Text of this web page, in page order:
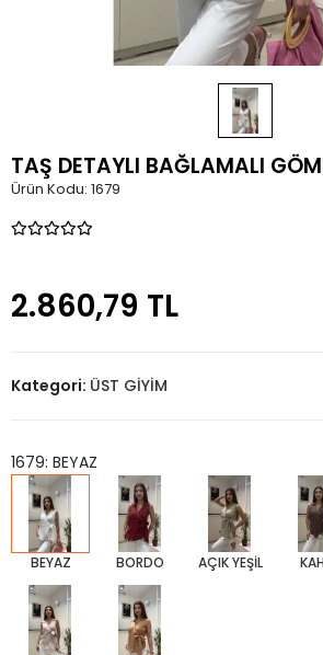
TAŞ DETAYLI BAĞLAMALI
Ürün Kodu: 1679
2.860,79 TL
Kategori: ÜST GİYİM
1679: BEYAZ
BEYAZ BORDO AÇIK YEŞİL